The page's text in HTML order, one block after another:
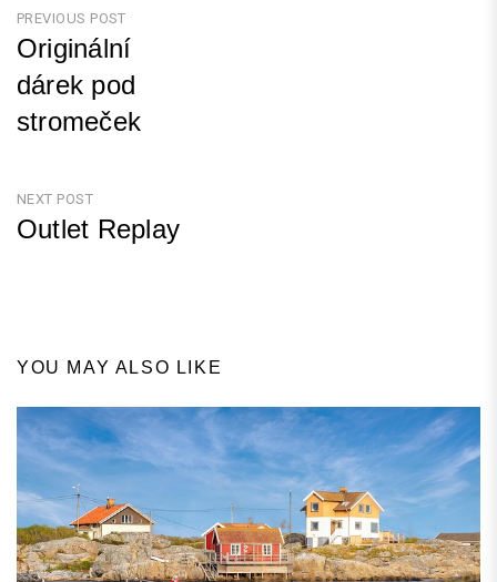
Navigace
pro
příspěvek
PREVIOUS POST
Originální
dárek pod
stromeček
NEXT POST
Outlet Replay
YOU MAY ALSO LIKE